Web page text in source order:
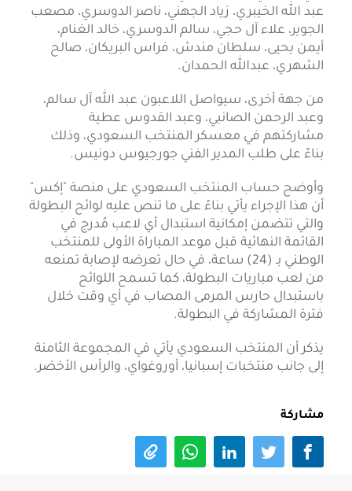
عبد الله الخيبري، زياد الجهني، ناصر الدوسري، مصعب
الجوير، علاء آل حجي، سالم الدوسري، خالد الغنام،
أيمن يحيى، سلطان مندش، فراس البريكان، صالح
الشهري، عبدالله الحمدان.
من جهة أخرى، سيواصل اللاعبون عبد الله آل سالم،
وعبد الرحمن الصانبي، وعبد القدوس عطية
مشاركتهم في معسكر المنتخب السعودي، وذلك
بناءً على طلب المدير الفني جورجيوس دونيس.
وأوضح حساب المنتخب السعودي على منصة "إكس"
أن هذا الإجراء يأتي بناءً على ما تنص عليه لوائح البطولة
والتي تتضمن إمكانية استبدال أي لاعب مُدرج في
القائمة النهائية قبل موعد المباراة الأولى للمنتخب
الوطني بـ (24) ساعة، في حال تعرضه لإصابة تمنعه
من لعب مباريات البطولة، كما تسمح اللوائح
باستبدال حارس المرمى المصاب في أي وقت خلال
فترة المشاركة في البطولة.
يذكر أن المنتخب السعودي يأتي في المجموعة الثامنة
إلى جانب منتخبات إسبانيا، أوروغواي، والرأس الأخضر.
مشاركة